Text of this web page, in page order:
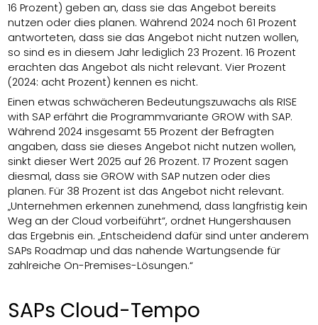
16 Prozent) geben an, dass sie das Angebot bereits
nutzen oder dies planen. Während 2024 noch 61 Prozent
antworteten, dass sie das Angebot nicht nutzen wollen,
so sind es in diesem Jahr lediglich 23 Prozent. 16 Prozent
erachten das Angebot als nicht relevant. Vier Prozent
(2024: acht Prozent) kennen es nicht.
Einen etwas schwächeren Bedeutungszuwachs als RISE
with SAP erfährt die Programmvariante GROW with SAP.
Während 2024 insgesamt 55 Prozent der Befragten
angaben, dass sie dieses Angebot nicht nutzen wollen,
sinkt dieser Wert 2025 auf 26 Prozent. 17 Prozent sagen
diesmal, dass sie GROW with SAP nutzen oder dies
planen. Für 38 Prozent ist das Angebot nicht relevant.
„Unternehmen erkennen zunehmend, dass langfristig kein
Weg an der Cloud vorbeiführt“, ordnet Hungershausen
das Ergebnis ein. „Entscheidend dafür sind unter anderem
SAPs Roadmap und das nahende Wartungsende für
zahlreiche On-Premises-Lösungen.“
SAPs Cloud-Tempo